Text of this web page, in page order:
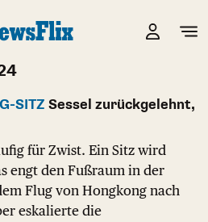
SITZ Sessel zurückgelehnt,
für Zwist. Ein Sitz wird
engt den Fußraum in der
Flug von Hongkong nach
eskalierte die